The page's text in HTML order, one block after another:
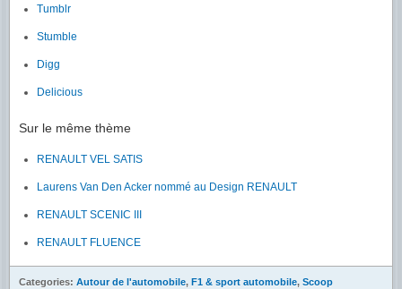
Tumblr
Stumble
Digg
Delicious
Sur le même thème
RENAULT VEL SATIS
Laurens Van Den Acker nommé au Design RENAULT
RENAULT SCENIC III
RENAULT FLUENCE
Categories: Autour de l'automobile, F1 & sport automobile, Scoop